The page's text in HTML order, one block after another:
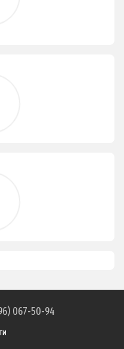
067-50-94